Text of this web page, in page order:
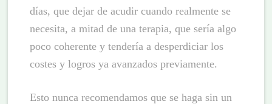
días, que dejar de acudir cuando realmente se
necesita, a mitad de una terapia, que sería algo
poco coherente y tendería a desperdiciar los
costes y logros ya avanzados previamente.
Esto nunca recomendamos que se haga sin un